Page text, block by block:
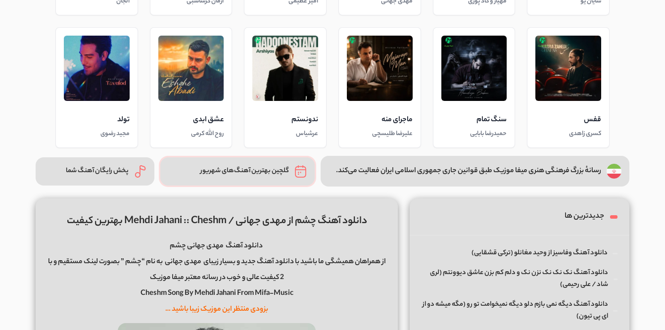
قفس
کسری زاهدی
سنگ تمام
حمیدرضا بابایی
ماجرای منه
علیرضا طلیسچی
ندونستم
عرشیاس
عشق ابدی
روح الله کرمی
تولد
مجید رضوی
رسانهٔ بزرگ فرهنگی هنری میفا موزیک طبق قوانین جاری جمهوری اسلامی ایران فعالیت می‌کند. گلچین بهترین آهنگ‌های شهریور پخش رایگان آهنگ شما
دانلود آهنگ چشم از مهدی جهانی / Mehdi Jahani :: Cheshm بهترین کیفیت
دانلود آهنگ مهدی جهانی چشم
از همراهان همیشگی ما باشید با دانلود آهنگ جدید و بسیار زیبای مهدی جهانیبه نام “چشم ” بصورت لینک مستقیم و با
2 کیفیت عالی و خوب در رسانه معتبر میفا موزیک
Cheshm Song By Mehdi Jahani From Mifa-Music
بزودی منتظر این موزیک زیبا باشید …
جدیدترین ها
دانلود آهنگ وفاسیز از وحید مغانلو (ترکی قشقایی)
دانلود آهنگ نک نک نک نزن نک و دلم کم بزن عاشق دیوونتم (لری
شاد / علی رحیمی)
دانلود آهنگ دیگه نمی بازم دلو دیگه نمیخوامت تو رو (مگه میشه دو از
ای پی تیون)